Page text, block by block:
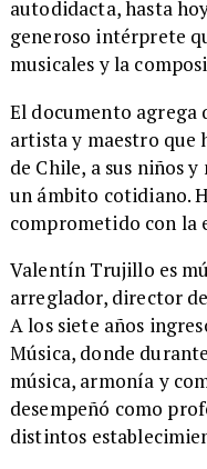
autodidacta, hasta
generoso intérprete
musicales y la
​El documento agrega
artista y maestro que
de Chile, a sus niños
un ámbito cotidiano.
comprometido con la
Valentín Trujillo es
arreglador, director
A los siete años
Música, donde
música, armonía y
desempeñó como
distintos